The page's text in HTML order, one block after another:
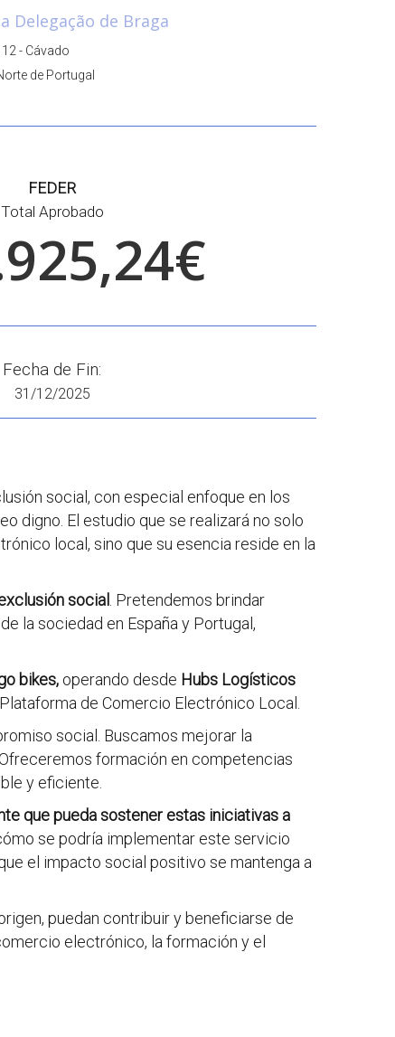
Delegação de Braga
- Cávado
de Portugal
FEDER
Total Aprobado
Fecha de Fin:
31/12/2025
social, con especial enfoque en los
digno. El estudio que se realizará no solo
local, sino que su esencia reside en la
social . Pretendemos brindar
la sociedad en España y Portugal,
bikes, operando desde Hubs Logísticos
de Comercio Electrónico Local.
social. Buscamos mejorar la
formación en competencias
y eficiente.
que pueda sostener estas iniciativas a
se podría implementar este servicio
el impacto social positivo se mantenga a
puedan contribuir y beneficiarse de
electrónico, la formación y el